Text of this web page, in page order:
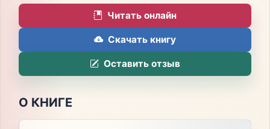
Читать онлайн
Скачать книгу
Оставить отзыв
О КНИГЕ